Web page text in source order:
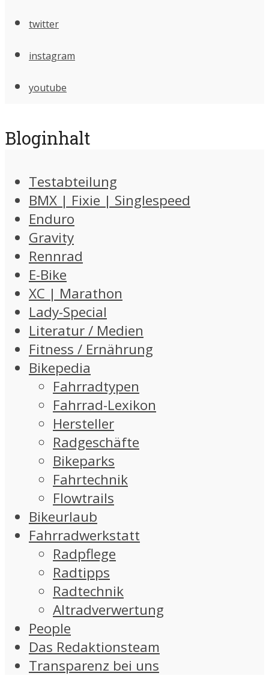
twitter
instagram
youtube
Bloginhalt
Testabteilung
BMX | Fixie | Singlespeed
Enduro
Gravity
Rennrad
E-Bike
XC | Marathon
Lady-Special
Literatur / Medien
Fitness / Ernährung
Bikepedia
Fahrradtypen
Fahrrad-Lexikon
Hersteller
Radgeschäfte
Bikeparks
Fahrtechnik
Flowtrails
Bikeurlaub
Fahrradwerkstatt
Radpflege
Radtipps
Radtechnik
Altradverwertung
People
Das Redaktionsteam
Transparenz bei uns